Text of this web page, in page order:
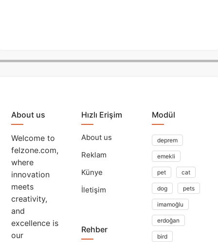
About us
Welcome to
felzone.com,
where
innovation
meets
creativity,
and
excellence is
our
Hızlı Erişim
About us
Reklam
Künye
İletişim
Rehber
Modül
deprem
emekli
pet cat
dog pets
imamoğlu
erdoğan
bird